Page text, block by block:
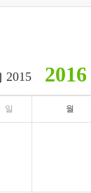
2016
2015
일 월